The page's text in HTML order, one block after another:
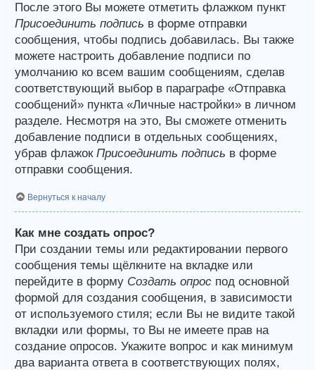
После этого Вы можете отметить флажком пункт
Присоединить подпись в форме отправки
сообщения, чтобы подпись добавилась. Вы также
можете настроить добавление подписи по
умолчанию ко всем вашим сообщениям, сделав
соответствующий выбор в параграфе «Отправка
сообщений» пункта «Личные настройки» в личном
разделе. Несмотря на это, Вы сможете отменить
добавление подписи в отдельных сообщениях,
убрав флажок Присоединить подпись в форме
отправки сообщения.
Вернуться к началу
Как мне создать опрос?
При создании темы или редактировании первого
сообщения темы щёлкните на вкладке или
перейдите в форму Создать опрос под основной
формой для создания сообщения, в зависимости
от используемого стиля; если Вы не видите такой
вкладки или формы, то Вы не имеете прав на
создание опросов. Укажите вопрос и как минимум
два варианта ответа в соответствующих полях,